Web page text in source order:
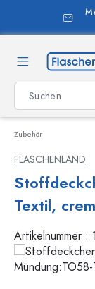
springen
Zubehör
FLASCHENLAND
Textil,
Artikelnummer :